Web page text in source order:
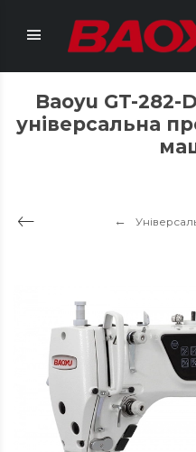
Baoyu GT-
універсальна